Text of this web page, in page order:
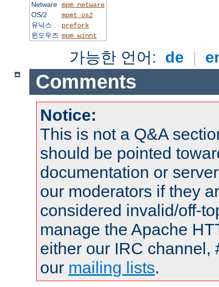
Netware mpm_netware
OS/2
mpmt_os2
유닉스
prefork
윈도우즈 mpm_winnt
가능한 언어: de |
Comments
Notice:
This is not a Q&A
should be pointed
documentation or
our moderators if they
considered invalid/off-
manage the Apache
either our IRC channel,
our mailing lists.